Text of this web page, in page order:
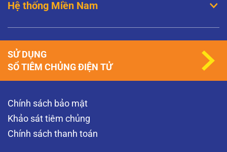
Hệ thống Miền Nam
Chính sách bảo mật
Khảo sát tiêm chủng
Chính sách thanh toán
SỬ DỤNG
SỔ TIÊM CHỦNG ĐIỆN TỬ